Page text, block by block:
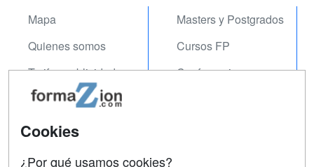
Mapa
Quienes somos
Tarifas publicidad
Acceso Usuarios
Acceso Centros
Masters y Postgrados
Cursos FP
Conferencias
Cookies
¿Por qué usamos cookies?